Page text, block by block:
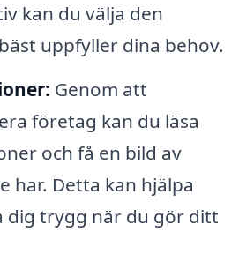
kan du välja den
uppfyller dina behov.
Genom att
företag kan du läsa
och få en bild av
har. Detta kan hjälpa
dig trygg när du gör ditt